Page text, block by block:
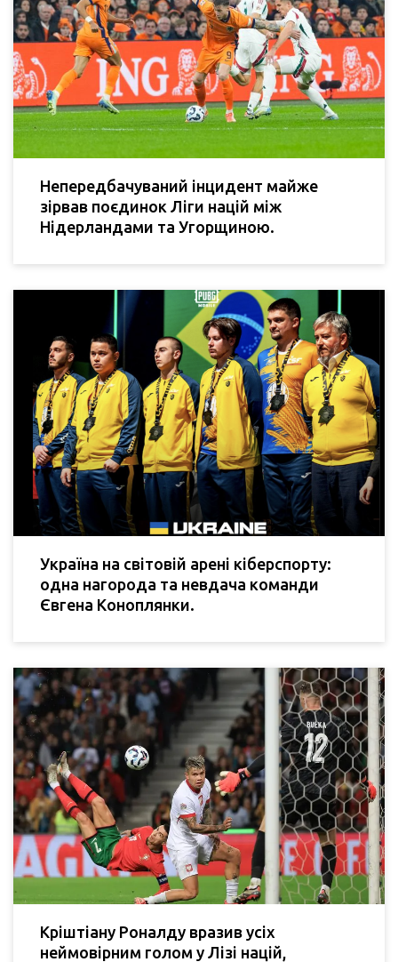
Непередбачуваний інцидент майже
зірвав поєдинок Ліги націй між
Нідерландами та Угорщиною.
Україна на світовій арені кіберспорту:
одна нагорода та невдача команди
Євгена Коноплянки.
Кріштіану Роналду вразив усіх
неймовірним голом у Лізі націй,